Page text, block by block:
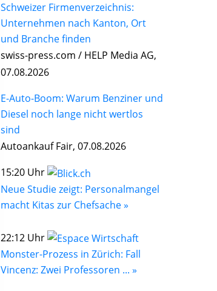
Schweizer Firmenverzeichnis:
Unternehmen nach Kanton, Ort
und Branche finden
swiss-press.com / HELP Media AG,
07.08.2026
E-Auto-Boom: Warum Benziner und
Diesel noch lange nicht wertlos
sind
Autoankauf Fair, 07.08.2026
15:20 Uhr
Neue Studie zeigt: Personalmangel
macht Kitas zur Chefsache »
22:12 Uhr
Monster-Prozess in Zürich: Fall
Vincenz: Zwei Professoren ... »